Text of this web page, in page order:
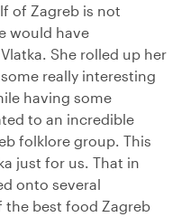
of Zagreb is not
would have
She rolled up her
really interesting
having some
to an incredible
folklore group. This
just for us. That in
onto several
the best food Zagreb